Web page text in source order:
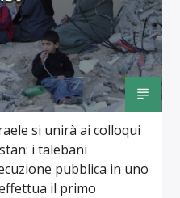
si unirà ai colloqui
i talebani
pubblica in uno
il primo